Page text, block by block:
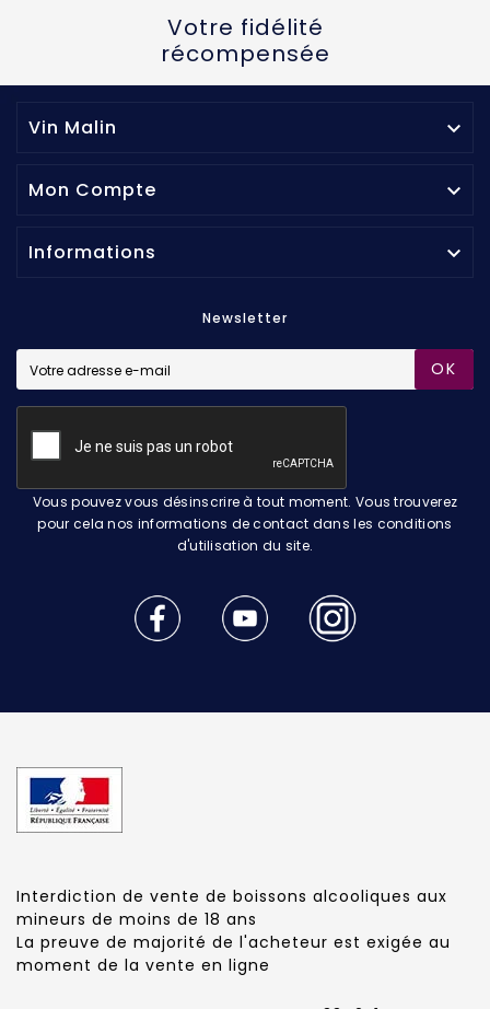
Votre fidélité
récompensée
Vin Malin 
Mon Compte 
Informations 
Newsletter
OK
Vous pouvez vous désinscrire à tout moment. Vous trouverez
pour cela nos informations de contact dans les conditions
d'utilisation du site.
Interdiction de vente de boissons alcooliques aux
mineurs de moins de 18 ans
La preuve de majorité de l'acheteur est exigée au
moment de la vente en ligne